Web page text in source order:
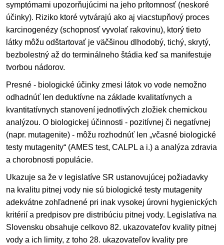
symptómami upozorňujúcimi na jeho prítomnosť (neskoré
účinky). Riziko ktoré vytvárajú ako aj viacstupňový proces
karcinogenézy (schopnosť vyvolať rakovinu), ktorý tieto
látky môžu odštartovať je väčšinou dlhodobý, tichý, skrytý,
bezbolestný až do terminálneho štádia keď sa manifestuje
tvorbou nádorov.
Presné - biologické účinky zmesi látok vo vode nemožno
odhadnúť len deduktívne na základe kvalitatívnych a
kvantitatívnych stanovení jednotlivých zložiek chemickou
analýzou. O biologickej účinnosti - pozitívnej či negatívnej
(napr. mutagenite) - môžu rozhodnúť len „včasné biologické
testy mutagenity“ (AMES test, CALPL a i.) a analýza zdravia
a chorobnosti populácie.
Ukazuje sa že v legislatíve SR ustanovujúcej požiadavky
na kvalitu pitnej vody nie sú biologické testy mutagenity
adekvátne zohľadnené pri inak vysokej úrovni hygienických
kritérií a predpisov pre distribúciu pitnej vody. Legislatíva na
Slovensku obsahuje celkovo 82. ukazovateľov kvality pitnej
vody a ich limity, z toho 28. ukazovateľov kvality pre